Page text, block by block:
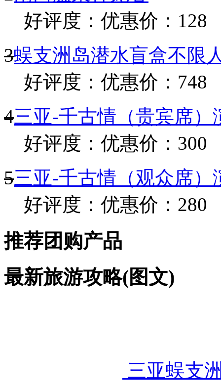
好评度： 优惠价：128
3蜈支洲岛潜水盲盒不限
好评度： 优惠价：748
4三亚-千古情（贵宾席）
好评度： 优惠价：300
5三亚-千古情（观众席）
好评度： 优惠价：280
推荐团购产品
最新旅游攻略(图文)
三亚蜈支